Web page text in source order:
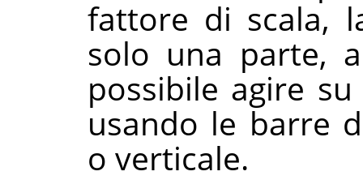
fattore di scala,
solo una parte,
possibile agire
usando le barre
o verticale.